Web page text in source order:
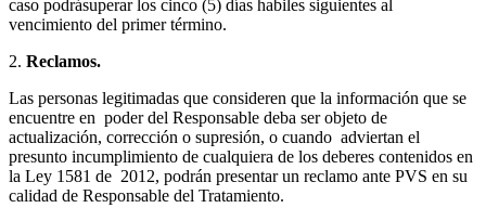
caso podrá́superar los cinco (5) días habiles siguientes al
vencimiento del primer término.
2. Reclamos.
Las personas legitimadas que consideren que la información que se
encuentre en poder del Responsable deba ser objeto de
actualización, corrección o supresión, o cuando adviertan el
presunto incumplimiento de cualquiera de los deberes contenidos en
la Ley 1581 de 2012, podrán presentar un reclamo ante PVS en su
calidad de Responsable del Tratamiento.